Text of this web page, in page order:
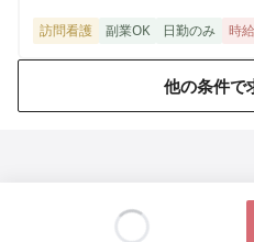
るケアミックス病院
訪問看護 副業OK 日勤のみ 時
他の条件で